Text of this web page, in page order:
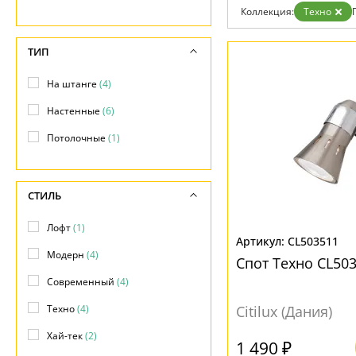
Возврат
Отзывы
Установка
Бренды
Коллекция: Техно
CL503511
Спот Техно
Citilux (Дания)
1 490 ₽
ТИП
На штанге(4)
Настенные(6)
Потолочные(1)
СТИЛЬ
Лофт(1)
Модерн (4)
Современный (4)
Техно(4)
Хай-тек(2)